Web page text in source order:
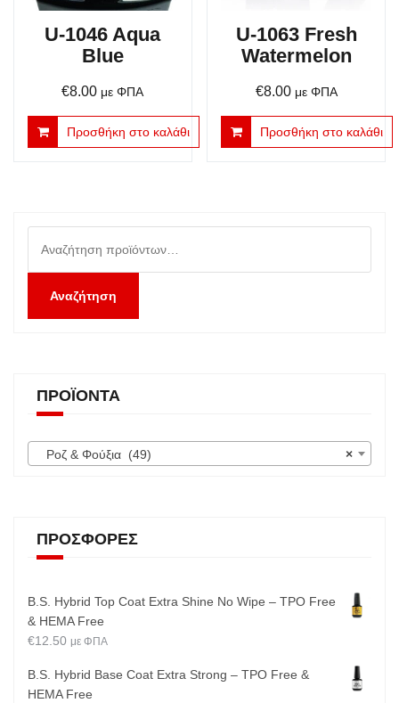
U-1046 Aqua
Blue
€8.00 με ΦΠΑ
Προσθήκη στο καλάθι
U-1063 Fresh
Watermelon
€8.00 με ΦΠΑ
Προσθήκη στο καλάθι
για:
Αναζήτηση
ΠΡΟΪΌΝΤΑ
×
Ροζ & Φούξια (49)
ΠΡΟΣΦΟΡΈΣ
B.S. Hybrid Top Coat Extra Shine No Wipe – TPO Free
& HEMA Free
€12.50 με ΦΠΑ
B.S. Hybrid Base Coat Extra Strong – TPO Free &
HEMA Free